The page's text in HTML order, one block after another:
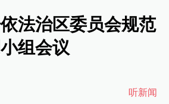
法治区委员会规范
组会议
听新闻